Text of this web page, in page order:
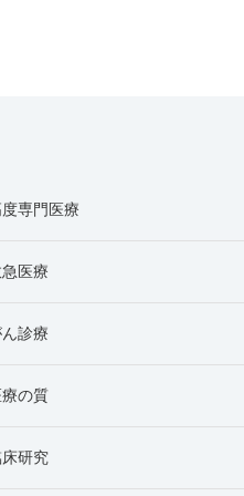
専門医療
医療
診療
療の質
研究